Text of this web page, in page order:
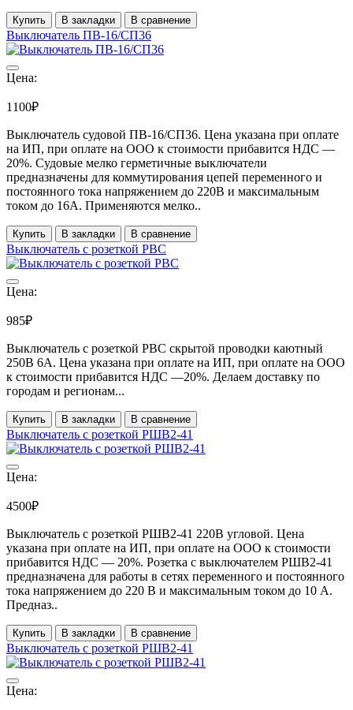
Купить В закладки В сравнение
Выключатель ПВ-16/СП36
Цена:
1100₽
Выключатель судовой ПВ-16/СП36. Цена указана при оплате
на ИП, при оплате на ООО к стоимости прибавится НДС ―
20%. Судовые мелко герметичные выключатели
предназначены для коммутирования цепей переменного и
постоянного тока напряжением до 220В и максимальным
током до 16А. Применяются мелко..
Купить В закладки В сравнение
Выключатель с розеткой РВС
Цена:
985₽
Выключатель с розеткой РВС скрытой проводки каютный
250В 6А. Цена указана при оплате на ИП, при оплате на ООО
к стоимости прибавится НДС ―20%. Делаем доставку по
городам и регионам...
Купить В закладки В сравнение
Выключатель с розеткой РШВ2-41
Цена:
4500₽
Выключатель с розеткой РШВ2-41 220В угловой. Цена
указана при оплате на ИП, при оплате на ООО к стоимости
прибавится НДС ― 20%. Розетка с выключателем РШВ2-41
предназначена для работы в сетях переменного и постоянного
тока напряжением до 220 В и максимальным током до 10 А.
Предназ..
Купить В закладки В сравнение
Выключатель с розеткой РШВ2-41
Цена: